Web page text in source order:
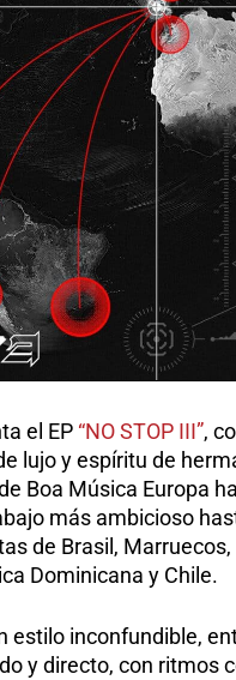
el EP “NO STOP III”,
lujo y espíritu de
Boa Música Europa ha
más ambicioso
de Brasil, Marruecos,
Dominicana y Chile.
estilo inconfundible,
y directo, con ritmos